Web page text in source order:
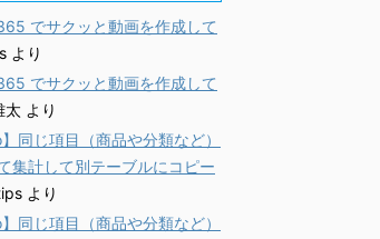
でサクッと動画を作成して
より
でサクッと動画を作成して
太 より
同じ項目（商品や分類など）
集計して別テーブルにコピー
より
同じ項目（商品や分類など）